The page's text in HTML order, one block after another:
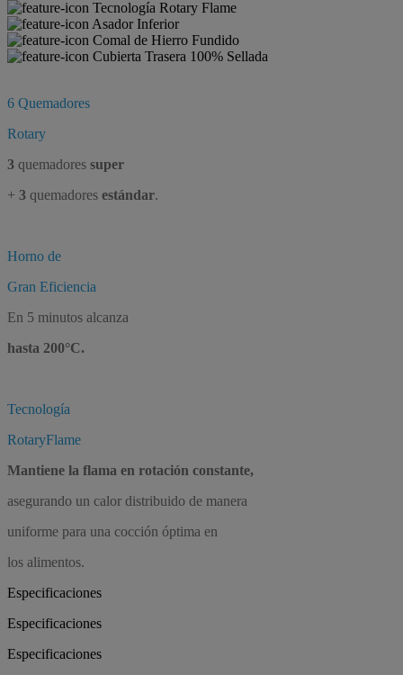
Tecnología Rotary Flame
Asador Inferior
Comal de Hierro Fundido
Cubierta Trasera 100% Sellada
6 Quemadores
Rotary
3 quemadores super
+ 3 quemadores estándar.
Horno de
Gran Eficiencia
En 5 minutos alcanza
hasta 200°C.
Tecnología
RotaryFlame
Mantiene la flama en rotación constante,
asegurando un calor distribuido de manera
uniforme para una cocción óptima en
los alimentos.
Especificaciones
Especificaciones
Especificaciones